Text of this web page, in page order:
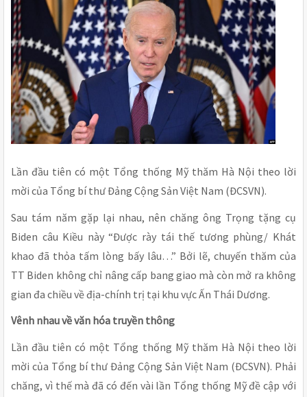
Lần đầu tiên có một Tổng thống Mỹ thăm Hà Nội theo lời
mời của Tổng bí thư Đảng Cộng Sản Việt Nam (ĐCSVN).
Sau tám năm gặp lại nhau, nên chăng ông Trọng tặng cụ
Biden câu Kiều này “Được rày tái thế tương phùng/ Khát
khao đã thỏa tấm lòng bấy lâu…” Bởi lẽ, chuyến thăm của
TT Biden không chỉ nâng cấp bang giao mà còn mở ra không
gian đa chiều về địa-chính trị tại khu vực Ấn Thái Dương.
Vênh nhau về văn hóa truyền thông
Lần đầu tiên có một Tổng thống Mỹ thăm Hà Nội theo lời
mời của Tổng bí thư Đảng Cộng Sản Việt Nam (ĐCSVN). Phải
chăng, vì thế mà đã có đến vài lần Tổng thống Mỹ đề cập với